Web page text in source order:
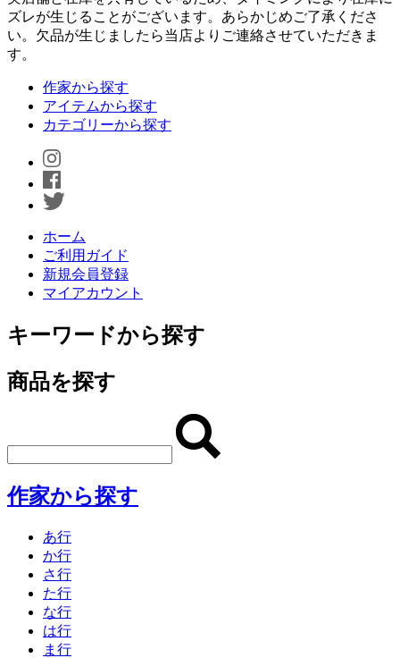
ズレが生じることがございます。あらかじめご了承くださ
い。欠品が生じましたら当店よりご連絡させていただきま
す。
作家から探す
アイテムから探す
カテゴリーから探す
ホーム
ご利用ガイド
新規会員登録
マイアカウント
キーワードから探す
商品を探す
作家から探す
あ行
か行
さ行
た行
な行
は行
ま行